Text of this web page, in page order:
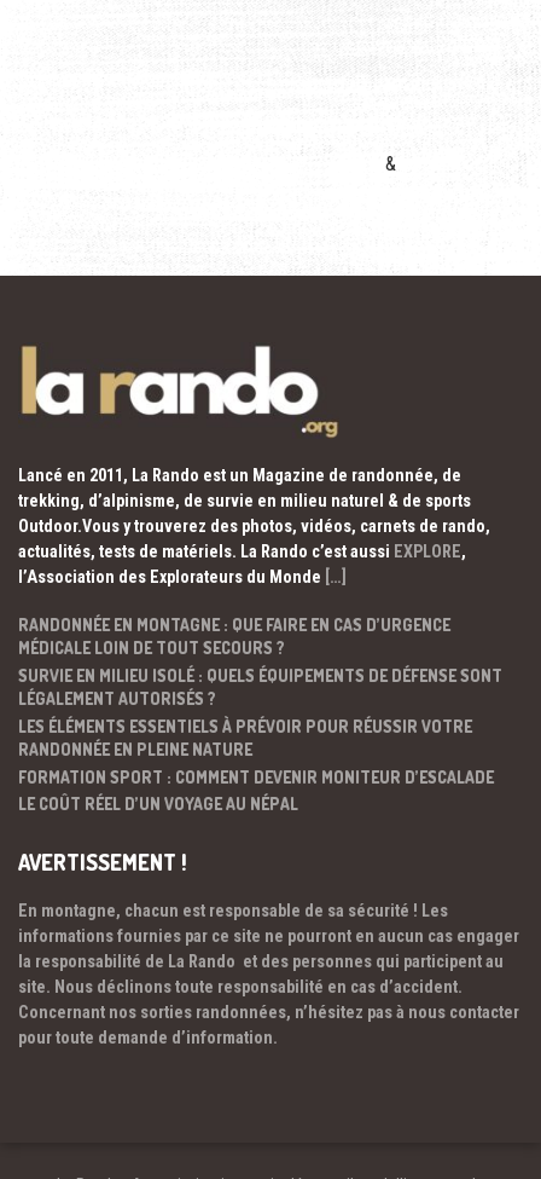
&
Lancé en 2011, La Rando est un Magazine de randonnée, de
trekking, d’alpinisme, de survie en milieu naturel & de sports
Outdoor.Vous y trouverez des photos, vidéos, carnets de rando,
actualités, tests de matériels. La Rando c’est aussi EXPLORE,
l’Association des Explorateurs du Monde […]
RANDONNÉE EN MONTAGNE : QUE FAIRE EN CAS D’URGENCE
MÉDICALE LOIN DE TOUT SECOURS ?
SURVIE EN MILIEU ISOLÉ : QUELS ÉQUIPEMENTS DE DÉFENSE SONT
LÉGALEMENT AUTORISÉS ?
LES ÉLÉMENTS ESSENTIELS À PRÉVOIR POUR RÉUSSIR VOTRE
RANDONNÉE EN PLEINE NATURE
FORMATION SPORT : COMMENT DEVENIR MONITEUR D’ESCALADE
LE COÛT RÉEL D’UN VOYAGE AU NÉPAL
AVERTISSEMENT !
En montagne, chacun est responsable de sa sécurité ! Les
informations fournies par ce site ne pourront en aucun cas engager
la responsabilité de La Rando et des personnes qui participent au
site. Nous déclinons toute responsabilité en cas d’accident.
Concernant nos sorties randonnées, n’hésitez pas à nous contacter
pour toute demande d’information.